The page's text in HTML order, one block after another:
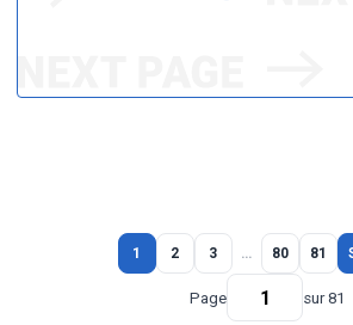
1 2 3 … 80 81
Page sur 81